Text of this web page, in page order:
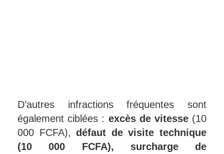
D’autres infractions fréquentes sont
également ciblées : excès de vitesse(10
000 FCFA),défaut de visite technique
(10 000 FCFA), surcharge de